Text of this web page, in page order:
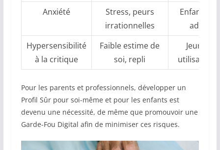
Anxiété
Stress, peurs
irrationnelles
Enfants et
ados
Hypersensibilité
à la critique
Faible estime de
soi, repli
Jeunes
utilisateurs
Pour les parents et professionnels, développer un
Profil Sûr pour soi-même et pour les enfants est
devenu une nécessité, de même que promouvoir une
Garde-Fou Digital afin de minimiser ces risques.